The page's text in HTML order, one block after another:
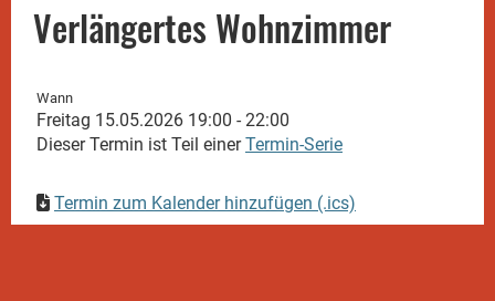
Verlängertes Wohnzimmer
Wann
Freitag 15.05.2026 19:00 - 22:00
Dieser Termin ist Teil einerTermin-Serie
Termin zum Kalender hinzufügen (.ics)